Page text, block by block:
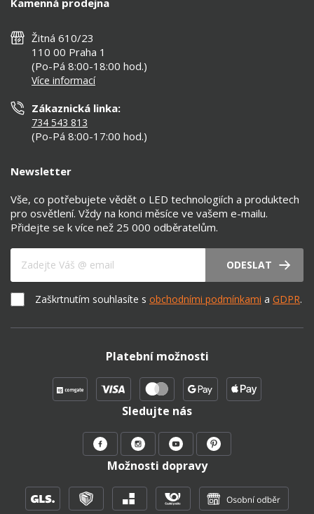
Tipy, rady a instalace
Montáž
Nejčastější dotazy
Než koupíte
Osvětlení dle místnosti
Reklamace a vrácení
Zásady ochrany soukromí
Nastavení cookies
Prohlášení o přístupnosti
Žitná 610/23
110 00 Praha 1
(Po-Pá 8:00-18:00 hod.)
Více informací
Zákaznická linka:
734 543 813
(Po-Pá 8:00-17:00 hod.)
Newsletter
Vše, co potřebujete vědět o LED technologiích a produktech
pro osvětlení. Vždy na konci měsíce ve vašem e-mailu.
Přidejte se k více než 25 000 odběratelům.
Váš e-mail
ODESLAT
Zaškrtnutím souhlasíte s obchodními podmínkami a GDPR.
Platební možnosti
Sledujte nás
Možnosti dopravy